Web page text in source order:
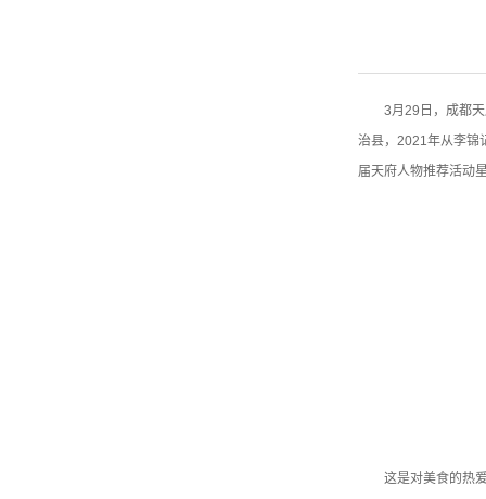
3月29日，成都
治县，2021年从李锦
届天府人物推荐活动
这是对美食的热